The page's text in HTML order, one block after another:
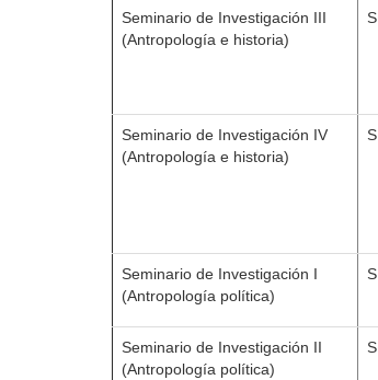
Seminario de Investigación III
(Antropología e historia)
S
Seminario de Investigación IV
(Antropología e historia)
S
Seminario de Investigación I
(Antropología política)
S
Seminario de Investigación II
(Antropología política)
S